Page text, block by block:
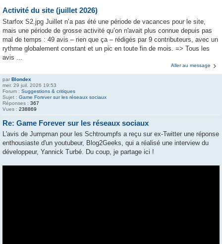
Activité du site (juillet 2026)
Starfox S2.jpg Juillet n’a pas été une période de vacances pour le site,
mais une période de grosse activité qu’on n'avait plus connue depuis pas
mal de temps : 49 avis – rien que ça – rédigés par 9 contributeurs, avec un
rythme globalement constant et un pic en toute fin de mois. => Tous les
avis ...
Aller au message
par Blondex
mer. 29 juil. 2026 19:53
Forum : Suggestions & critiques
Sujet : Game Forever sur les réseaux sociaux
Réponses : 367
Vues : 238869
Re: Game Forever sur les réseaux sociaux
L'avis de Jumpman pour les Schtroumpfs a reçu sur ex-Twitter une réponse
enthousiaste d'un youtubeur, Blog2Geeks, qui a réalisé une interview du
développeur, Yannick Turbé. Du coup, je partage ici !